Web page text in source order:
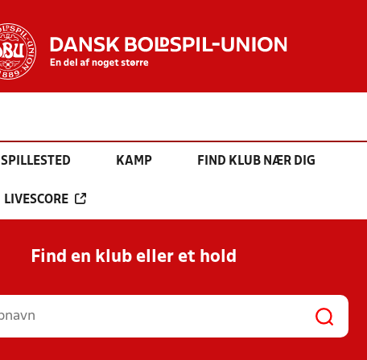
SPILLESTED KAMP FIND KLUB NÆR DIG
LIVESCORE
Find en klub eller et hold